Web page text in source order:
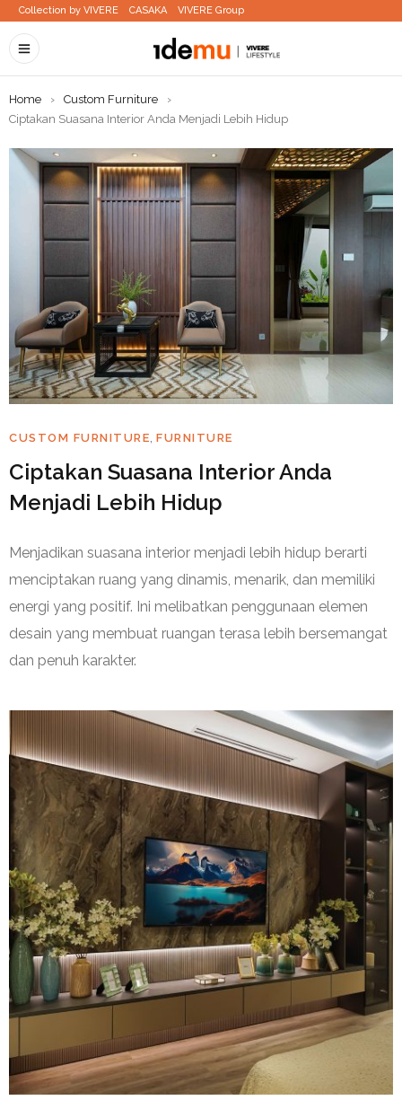
Collection by VIVERE CASAKA VIVERE Group
Home › Custom Furniture
›
Ciptakan Suasana Interior Anda Menjadi Lebih Hidup
CUSTOM FURNITURE, FURNITURE
Ciptakan Suasana Interior Anda
Menjadi Lebih Hidup
Menjadikan suasana interior menjadi lebih hidup berarti
menciptakan ruang yang dinamis, menarik, dan memiliki
energi yang positif. Ini melibatkan penggunaan elemen
desain yang membuat ruangan terasa lebih bersemangat
dan penuh karakter.